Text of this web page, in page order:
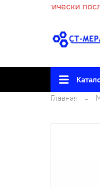
автоматически
Главная